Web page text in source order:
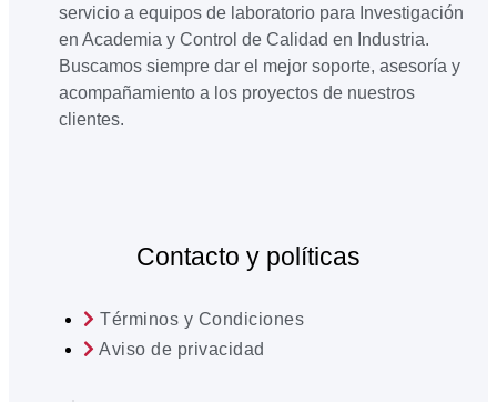
servicio a equipos de laboratorio para Investigación
en Academia y Control de Calidad en Industria.
Buscamos siempre dar el mejor soporte, asesoría y
acompañamiento a los proyectos de nuestros
clientes.
Contacto y políticas
Términos y Condiciones
Aviso de privacidad